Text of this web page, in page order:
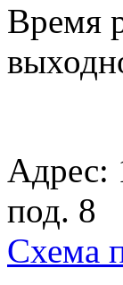
Время
Адрес:
под. 8
Схема